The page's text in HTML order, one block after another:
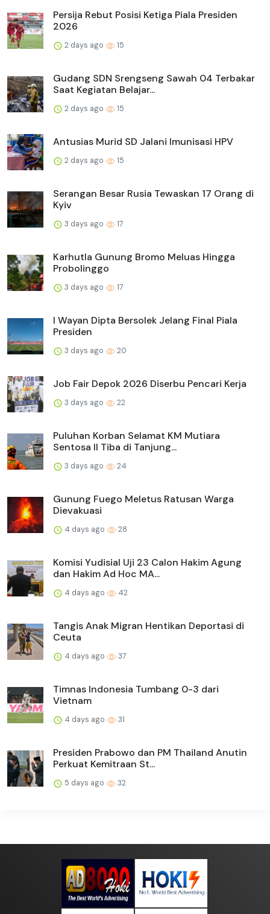
Persija Rebut Posisi Ketiga Piala Presiden
2026
2 days ago 15
Gudang SDN Srengseng Sawah 04 Terbakar
Saat Kegiatan Belajar...
2 days ago 15
Antusias Murid SD Jalani Imunisasi HPV
2 days ago 15
Serangan Besar Rusia Tewaskan 17 Orang di
Kyiv
3 days ago 17
Karhutla Gunung Bromo Meluas Hingga
Probolinggo
3 days ago 17
I Wayan Dipta Bersolek Jelang Final Piala
Presiden
3 days ago 20
Job Fair Depok 2026 Diserbu Pencari Kerja
3 days ago 22
Puluhan Korban Selamat KM Mutiara
Sentosa II Tiba di Tanjung...
3 days ago 24
Gunung Fuego Meletus Ratusan Warga
Dievakuasi
4 days ago 28
Komisi Yudisial Uji 23 Calon Hakim Agung
dan Hakim Ad Hoc MA...
4 days ago 42
Tangis Anak Migran Hentikan Deportasi di
Ceuta
4 days ago 37
Timnas Indonesia Tumbang 0-3 dari
Vietnam
4 days ago 31
Presiden Prabowo dan PM Thailand Anutin
Perkuat Kemitraan St...
5 days ago 32